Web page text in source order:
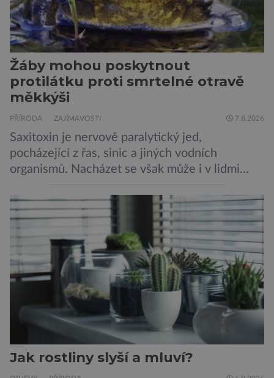
Žáby mohou poskytnout
protilátku proti smrtelné otravě
měkkýši
PŘÍRODA ZAJÍMAVOSTI 7.8.2026
Saxitoxin je nervově paralytický jed,
pocházející z řas, sinic a jiných vodních
organismů. Nacházet se však může i v lidmi
slávky. K příznakům otravy patří paralýza
dýchacích cest, dojít však může až k udušení.
Dosud proti tomuto jedu neexistovala
protilátka, nyní ji zřejmě vědci objevili, ovšem
její zdroj je […]
Jak rostliny slyší a mluví?